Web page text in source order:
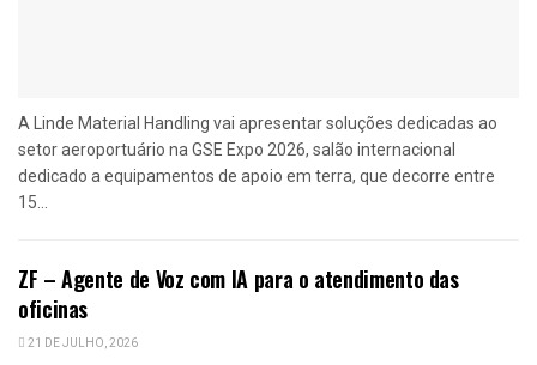
A Linde Material Handling vai apresentar soluções dedicadas ao
setor aeroportuário na GSE Expo 2026, salão internacional
dedicado a equipamentos de apoio em terra, que decorre entre
15...
ZF – Agente de Voz com IA para o atendimento das
oficinas
21 DE JULHO, 2026